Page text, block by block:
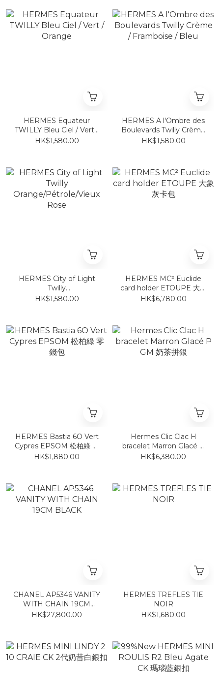
HERMES Equateur
TWILLY Bleu Ciel / Vert /
Orange
HK$1,580.00
HERMES A l'Ombre des
Boulevards Twilly Crème
/ Framboise / Bleu
HK$1,580.00
HERMES City of Light
Twilly
Orange/Pétrole/Vieux
HK$1,580.00
HERMES MC² Euclide
card holder ETOUPE 大象
灰卡包
HK$6,780.00
HERMES Bastia 6O Vert
Cypres EPSOM 松柏綠 零
錢包
HK$1,880.00
Hermes Clic Clac H
bracelet Marron Glacé P
GM 奶茶拼銀
HK$6,380.00
CHANEL AP5346 VANITY
WITH CHAIN 19CM
BLACK
HK$27,800.00
HERMES TREFLES TIE
NOIR
HK$1,680.00